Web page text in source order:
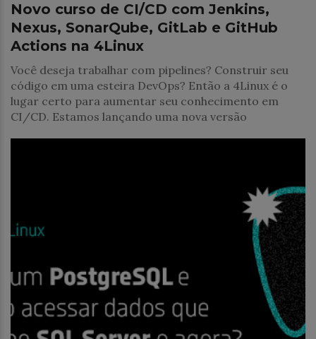
Novo curso de CI/CD com Jenkins,
Nexus, SonarQube, GitLab e GitHub
Actions na 4Linux
Você deseja trabalhar com pipelines? Construir seu
código em uma esteira DevOps? Então a 4Linux é o
lugar certo para aumentar seu conhecimento em
CI/CD. Estamos lançando uma nova versão